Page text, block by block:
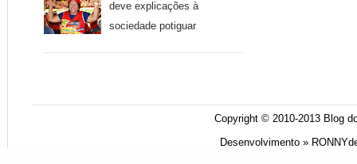
deve explicações à
sociedade potiguar
Copyright © 2010-2013 Blog
Desenvolvimento »